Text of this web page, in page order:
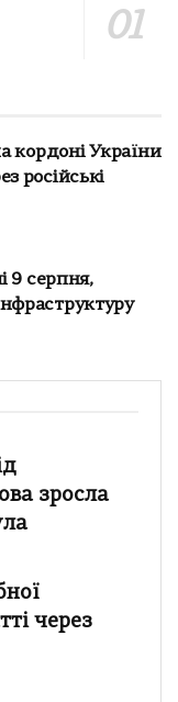
кордоні України
російські
9 серпня,
зросла
через